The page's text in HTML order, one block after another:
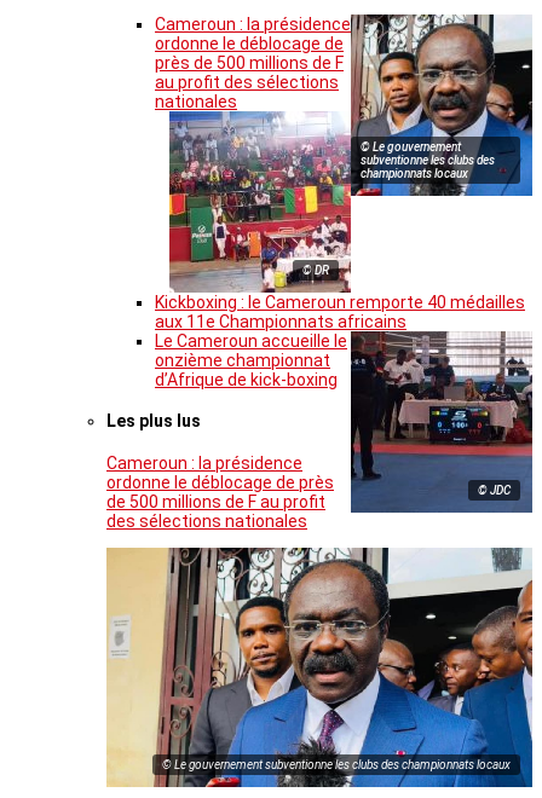
© Le gouvernement
subventionne les clubs des
championnats locaux
Cameroun : la présidence
ordonne le déblocage de
près de 500 millions de F
au profit des sélections
nationales
© DR
Kickboxing : le Cameroun remporte 40 médailles
aux 11e Championnats africains
© JDC
Le Cameroun accueille le
onzième championnat
d’Afrique de kick-boxing
Les plus lus
Cameroun : la présidence
ordonne le déblocage de près
de 500 millions de F au profit
des sélections nationales
© Le gouvernement subventionne les clubs des championnats locaux